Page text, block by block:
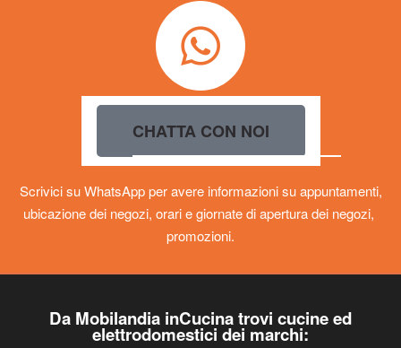
CHATTA CON NOI
Scrivici su WhatsApp per avere informazioni su appuntamenti,
ubicazione dei negozi, orari e giornate di apertura dei negozi,
promozioni.
Da Mobilandia inCucina trovi cucine ed
elettrodomestici dei marchi: